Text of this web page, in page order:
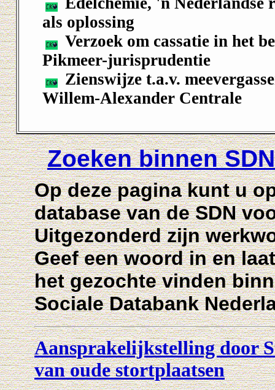
als oplossing
Verzoek om cassatie in het
Pikmeer-jurisprudentie
Zienswijze t.a.v.
Willem-Alexander Centrale
Zoeken binnen
Op deze pagina kunt u
database van de SDN
Uitgezonderd zijn
Geef een woord in en laat
het gezochte vinden
Sociale Databank
Aansprakelijkstelling door
van oude stortplaatsen